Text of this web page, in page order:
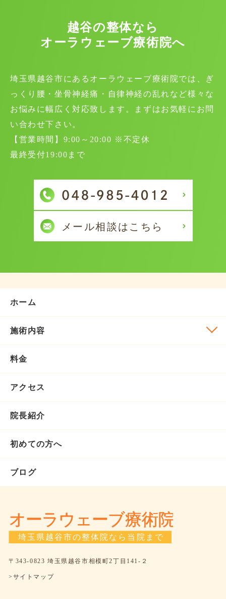
越谷の整体なら
オーラウェーブ療術院へ
埼玉県越谷市にあるオーラウェーブ療術院では、ぎ
っくり腰・坐骨神経痛・自律神経の乱れなど様々な
お悩みに幅広く対応致します。まずはお気軽にお問
い合わせ下さい。
【営業時間】9:00～20:00 ※不定休
最終受付19:00まで
ホーム
施術内容
料金
アクセス
院長紹介
初めての方へ
ブログ
〒343-0823 埼玉県越谷市相模町2丁目141-２
>サイトマップ